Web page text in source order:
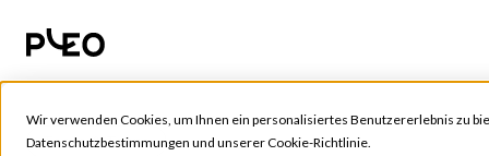
Wir verwenden Cookies, um Ihnen ein personalisiertes Benutzererlebnis zu
Datenschutzbestimmungen und unsererCookie-Richtlinie.
Tools & Tipps